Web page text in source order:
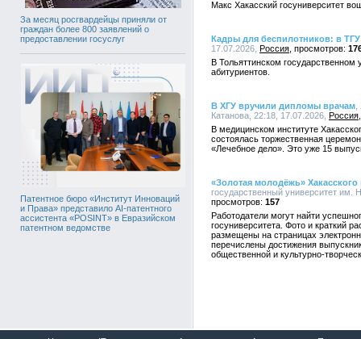
За месяц росгвардейцы приняли от
граждан более 800 заявлений о
предоставлении госуслуг
Патентное бюро «Институт Инноваций
и Права» представило AI-патентного
ассистента «POSINT» в Евразийском
патентном ведомстве
Макс Хакасский госуниверситет
Кадры для беспилотников: в
17.07.2026, Россия
В Тольяттинском
абитуриентов.
В ХГУ вручили дипломы врачам
Катанова, 22:18, 17.07.2026, Россия
В медицинском институте
состоялась торжественная
«Лечебное дело». Это уже 15
«Золотая молодёжь» Хакасского
государственный университет им.
157
Работодатели могут найти
госуниверситета. Фото и краткий
размещены на страницах
перечислены достижения
общественной и культурно-